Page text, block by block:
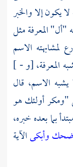
إلا والخبر
"أل" المعرفة مثل
لمشابهته الاسم
المعرفة، [و - ]
الاسم، قال
"ومكر أولئك هو
بما بعده خبره،
وأبكىالآية